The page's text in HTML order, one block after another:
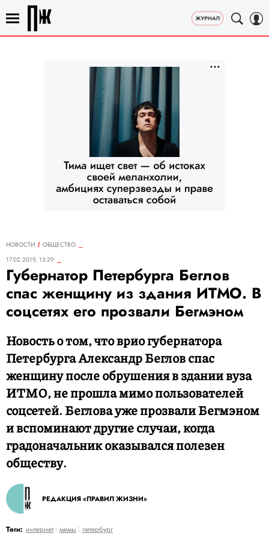
НОВОСТИ
ОБЩЕСТВО
17.02.2019, 13:29
Губернатор Петербурга Беглов
спас женщину из здания ИТМО. В
соцсетях его прозвали Бегмэном
Новость о том, что врио губернатора
Петербурга Александр Беглов спас
женщину после обрушения в здании вуза
ИТМО, не прошла мимо пользователей
соцсетей. Беглова уже прозвали Бегмэном
и вспоминают другие случаи, когда
градоначальник оказывался полезен
обществу.
РЕДАКЦИЯ «ПРАВИЛ ЖИЗНИ»
Теги: интернет мемы петербург